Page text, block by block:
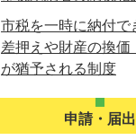
市税を一時に納付で
差押えや財産の換価
が猶予される制度
申請・届出